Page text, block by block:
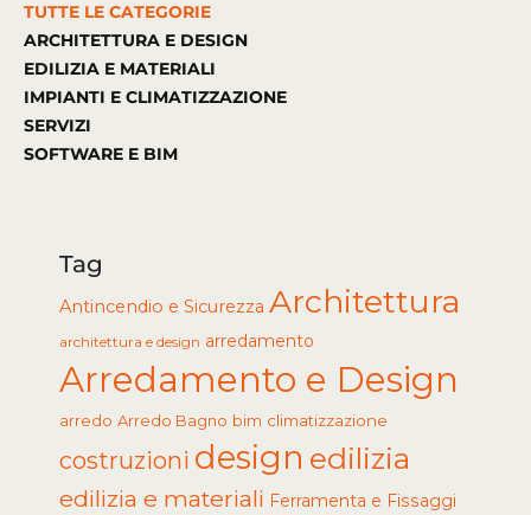
TUTTE LE CATEGORIE
ARCHITETTURA E DESIGN
EDILIZIA E MATERIALI
IMPIANTI E CLIMATIZZAZIONE
SERVIZI
SOFTWARE E BIM
Tag
Antincendio e Sicurezza Architettura
architettura e design arredamento
Arredamento e Design
arredo Arredo Bagno bim climatizzazione
costruzioni design edilizia
edilizia e materiali Ferramenta e Fissaggi